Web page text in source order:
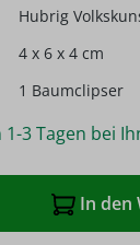
Hubrig
4 x 6 x 4 cm
1 Baumclipser
3 Tagen bei
Gib den
In den